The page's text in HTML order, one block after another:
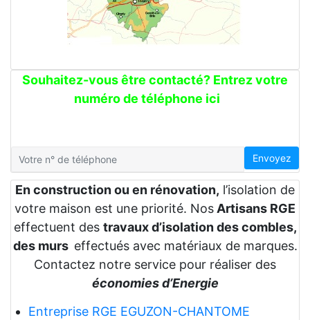
Souhaitez-vous être contacté? Entrez votre
numéro de téléphone ici
Envoyez
En construction ou en rénovation, l’isolation de
votre maison est une priorité. Nos Artisans RGE
effectuent des travaux d’isolation des combles,
des murs effectués avec matériaux de marques.
Contactez notre service pour réaliser des
économies d’Energie
Entreprise RGE EGUZON-CHANTOME